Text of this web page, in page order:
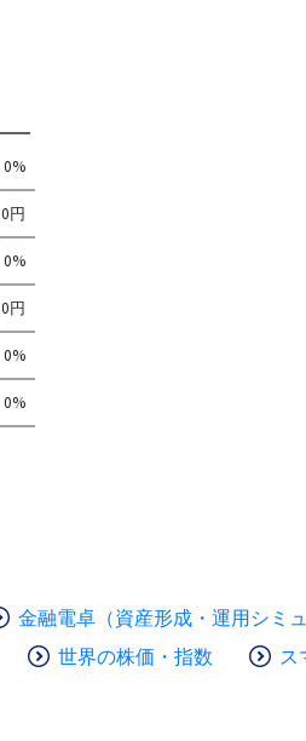
0%
0円
0%
0円
0%
0%
金融電卓（資産形成・運用シミ
世界の株価・指数 ス